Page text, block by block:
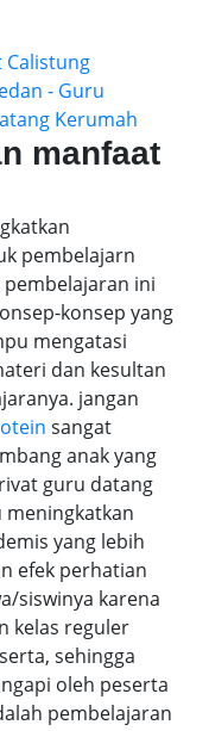
manfaat
pembelajarn
ini
konsep yang
mengatasi
dan kesultan
jangan
sangat
anak yang
guru datang
yang lebih
efek perhatian
siswinya karena
kelas reguler
sehingga
oleh peserta
pembelajaran